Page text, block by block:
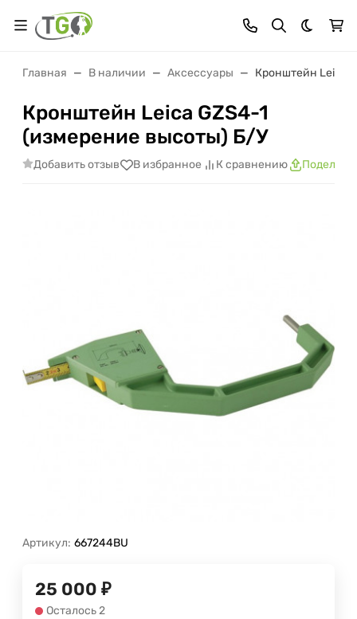
Темная
Главная В наличии Аксессуары Кронштейн Leica
Кронштейн Leica GZS4-1
(измерение высоты) Б/У
Добавить отзыв В избранное К сравнению
Артикул: 667244BU
25 000 ₽
Осталось 2